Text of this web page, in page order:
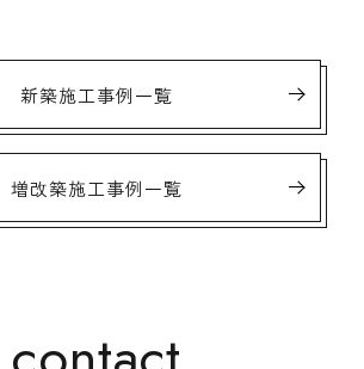
新築施工事例一覧
増改築施工事例一覧